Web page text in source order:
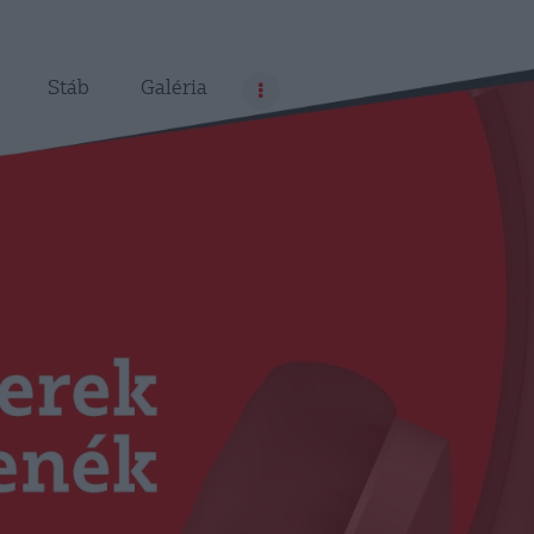
Stáb Galéria